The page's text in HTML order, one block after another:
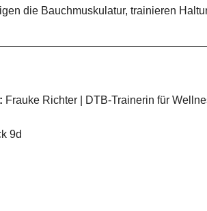
die Bauchmuskulatur, trainieren
Frauke Richter | DTB-Trainerin für
9d